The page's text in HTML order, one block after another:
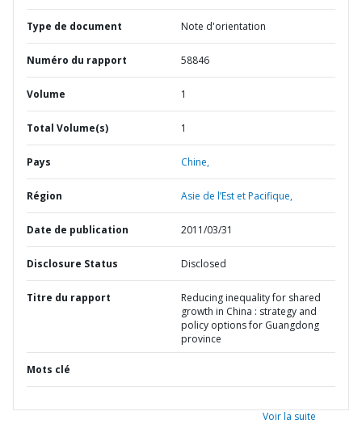
Type de document Note d'orientation
Numéro du rapport 58846
Volume 1
Total Volume(s) 1
Pays Chine,
Région Asie de l’Est et Pacifique,
Date de publication 2011/03/31
Disclosure Status Disclosed
Titre du rapport
Reducing inequality for shared
growth in China : strategy and
policy options for Guangdong
province
Mots clé
Voir la suite